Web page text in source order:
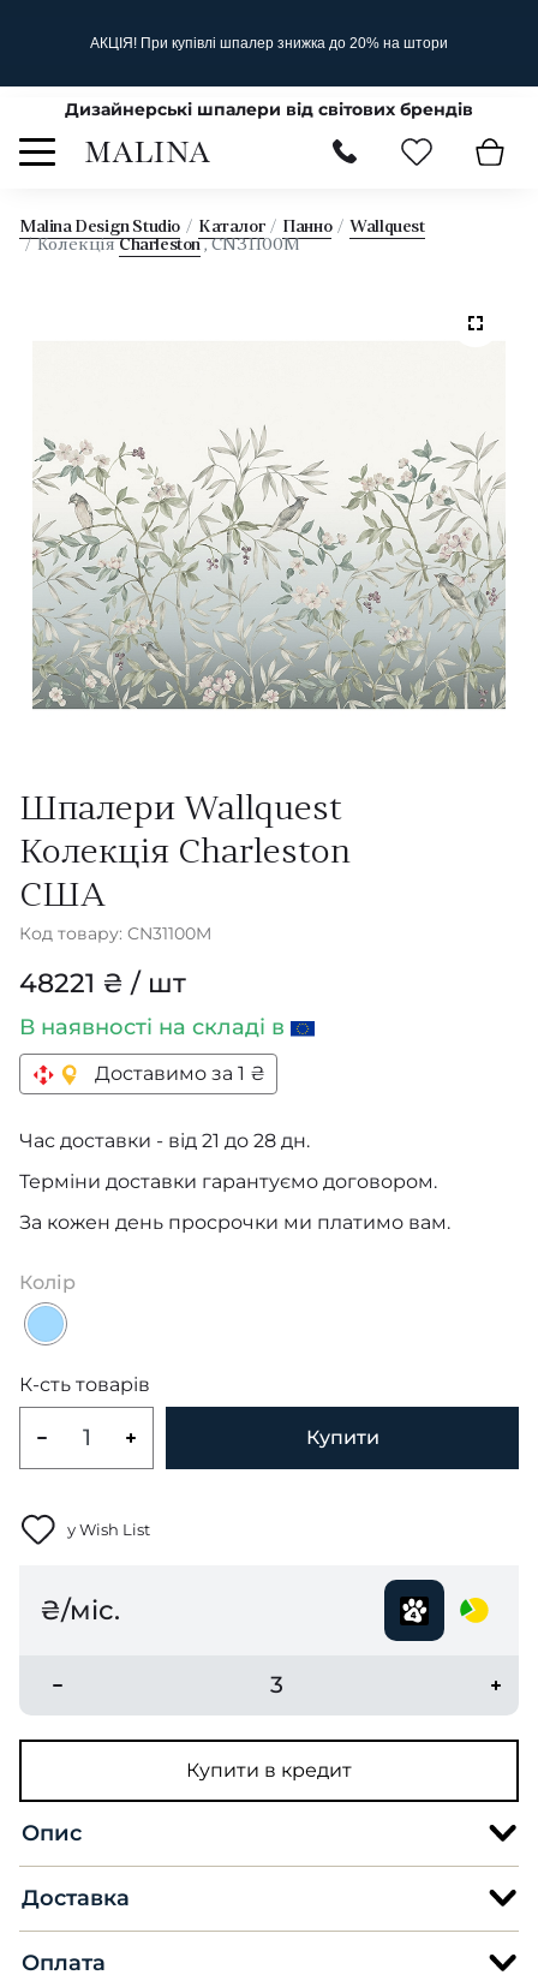
АКЦІЯ! При купівлі шпалер знижка до 20% на штори
Дизайнерські шпалери від світових брендів
Malina Design Studio Каталог Панно
Wallquest
Колекція Charleston , CN31100M
Шпалери Wallquest
Колекція Charleston
США
Код товару: CN31100M
48221 ₴ / шт
В наявності на складі в
Доставимо за 1 ₴
Час доставки - від 21 до 28 дн.
Терміни доставки гарантуємо договором.
За кожен день просрочки ми платимо вам.
Колір
К-сть товарів
Купити
у Wish List
₴/міс.
3
Купити в кредит
Опис
Доставка
Оплата